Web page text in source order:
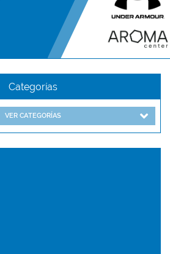
Categorías
VER CATEGORÍAS